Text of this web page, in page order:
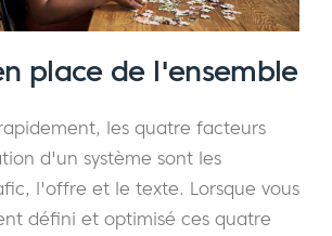
place de l'ensemble
les quatre facteurs
d'un système sont les
l'offre et le texte. Lorsque vous
défini et optimisé ces quatre